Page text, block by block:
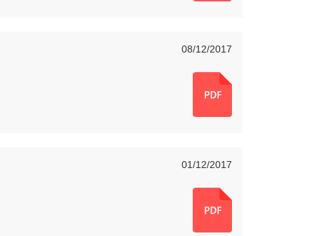
08/12/2017
01/12/2017